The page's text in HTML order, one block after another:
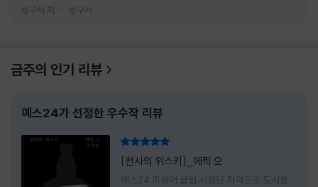
방구석 저 방구석
금주의 인기 리뷰
예스24가 선정한 우수작 리뷰
[천사의 위스키]_에릭 오
예스24 리뷰어 클럽 서평단 자격으로 도서를